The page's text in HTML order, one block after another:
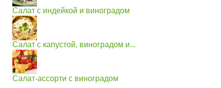
Салат с индейкой и виноградом
Салат с капустой, виноградом и...
Салат-ассорти с виноградом